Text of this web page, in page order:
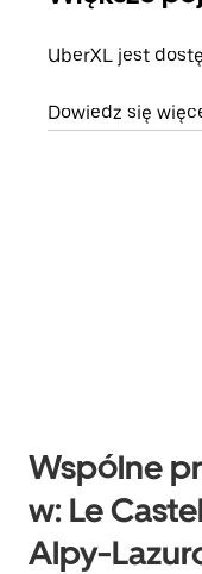
UberXL jest
Dowiedz się
Wspólne
w: Le
Alpy-